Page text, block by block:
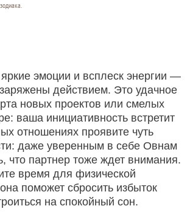
эмоции и всплеск энергии —
действием. Это удачное
новых проектов или смелых
ваша инициативность встретит
отношениях проявите чуть
даже уверенным в себе Овнам
что партнер тоже ждет внимания.
время для физической
поможет сбросить избыток
на спокойный сон.